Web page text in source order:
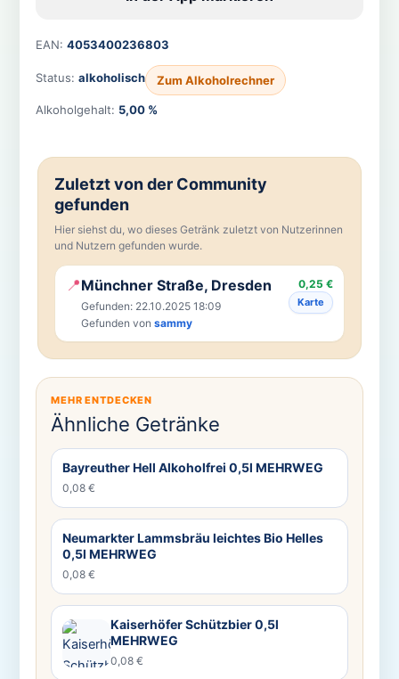
EAN: 4053400236803
Status: alkoholisch Zum Alkoholrechner
Alkoholgehalt: 5,00 %
Zuletzt von der Community
gefunden
Hier siehst du, wo dieses Getränk zuletzt von Nutzerinnen
und Nutzern gefunden wurde.
📍Münchner Straße, Dresden
Gefunden: 22.10.2025 18:09
Gefunden von sammy
0,25 €
Karte
MEHR ENTDECKEN
Ähnliche Getränke
Bayreuther Hell Alkoholfrei 0,5l MEHRWEG
0,08 €
Neumarkter Lammsbräu leichtes Bio Helles
0,5l MEHRWEG
0,08 €
Kaiserhöfer Schützbier 0,5l
MEHRWEG
0,08 €